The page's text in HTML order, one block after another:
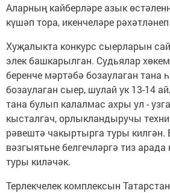
Аларның кайберләре азык
күшәп тора, икенчеләре
Хуҗалыкта конкурс сыерларын
элек башкарылган. Судьялар
беренче мәртәбә бозаулаган тана
бозаулаган сыер, шулай ук 13-14
тана булып калалмас ахры ул -
кысталгач, орлыкландыручы
рәвештә чакыртырга туры
вәзгыятьне белгечләргә тиз арада
туры киләчәк.
Терлекчелек комплексын